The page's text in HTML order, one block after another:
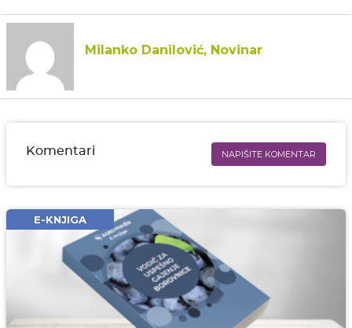
Milanko Danilović, Novinar
Komentari NAPIŠITE KOMENTAR
Email* obavezno
Komentar* obavezno
E-KNJIGA